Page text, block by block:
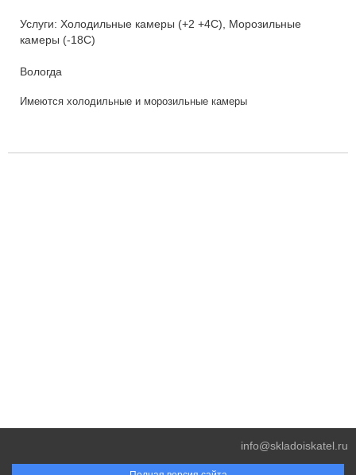
Услуги: Холодильные камеры (+2 +4С), Морозильные
камеры (-18С)
Вологда
Имеются холодильные и морозильные камеры
info@skladoiskatel.ru